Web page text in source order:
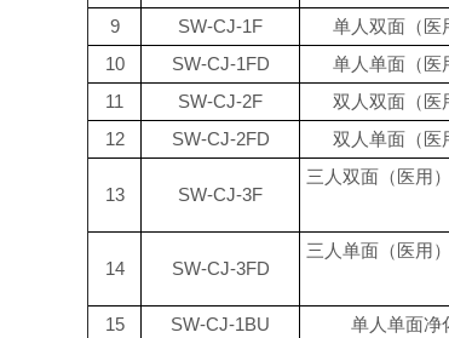
9
SW-CJ-1F 单人双面（医
10
SW-CJ-1FD 单人单面（医
11
SW-CJ-2F 双人双面（医
12
SW-CJ-2FD 双人单面（医
13 SW-CJ-3F
三人双面（医用
14 SW-CJ-3FD
三人单面（医用
15 SW-CJ-1BU 单人单面净